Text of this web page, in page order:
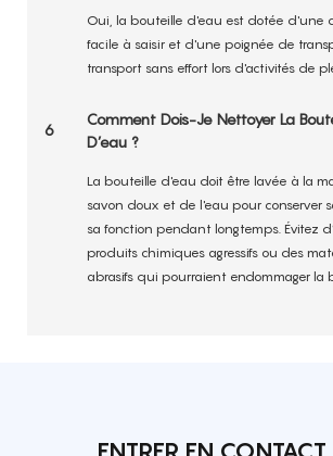
Oui, la bouteille d'eau est dotée d'une
facile à saisir et d'une poignée de
transport sans effort lors d'activités de
6
Comment Dois-Je Nettoyer La
D’eau ?
La bouteille d'eau doit être lavée à la
savon doux et de l'eau pour conserver
sa fonction pendant longtemps. Évitez
produits chimiques agressifs ou des
abrasifs qui pourraient endommager la